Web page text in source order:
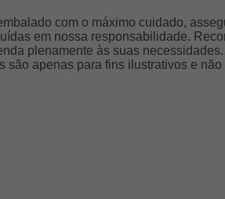
com o máximo cuidado,
em nossa responsabilidade.
plenamente às suas necessidades.
são apenas para fins ilustrativos e